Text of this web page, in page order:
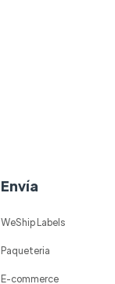
Envía
WeShip Labels
Paqueteria
E-commerce